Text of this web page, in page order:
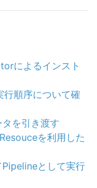
によるインスト
順序について確
を引き渡す
を利用した
として実行